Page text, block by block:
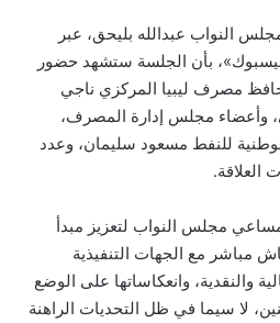
النواب عبدالله بليحق، عبر
بأن الجلسة ستشهد حضور
مصرف ليبيا المركزي ناجي
وأعضاء مجلس إدارة المصرف،
للنفط مسعود سليمان، وعدد
العلاقة.
مجلس النواب لتعزيز مبدأ
مباشر مع الجهات التنفيذية
والنقدية، وانعكاساتها على الوضع
لا سيما في ظل التحديات الراهنة